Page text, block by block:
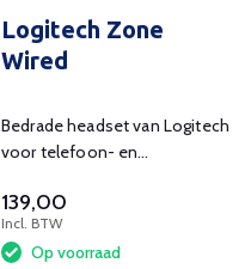
Logitech Zone
Wired
Bedrade headset van Logitech
voor telefoon- en
139,00
Incl. BTW
Op voorraad